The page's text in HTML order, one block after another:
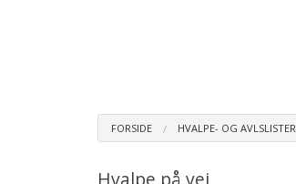
FORSIDE HVALPE- OG AVLSLISTER